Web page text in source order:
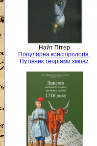
Найт Пітер
Популярна конспірологія.
Путівник теоріями змови